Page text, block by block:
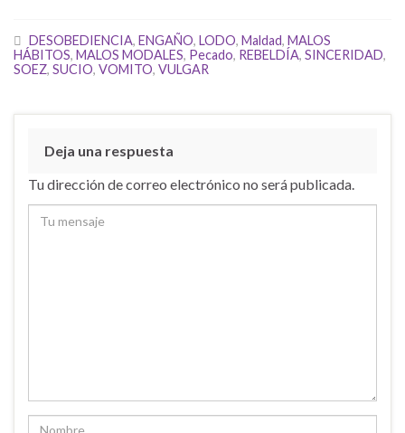
DESOBEDIENCIA, ENGAÑO, LODO, Maldad, MALOS
HÁBITOS, MALOS MODALES, Pecado, REBELDÍA, SINCERIDAD,
SOEZ, SUCIO, VOMITO, VULGAR
Deja una respuesta
Tu dirección de correo electrónico no será publicada.